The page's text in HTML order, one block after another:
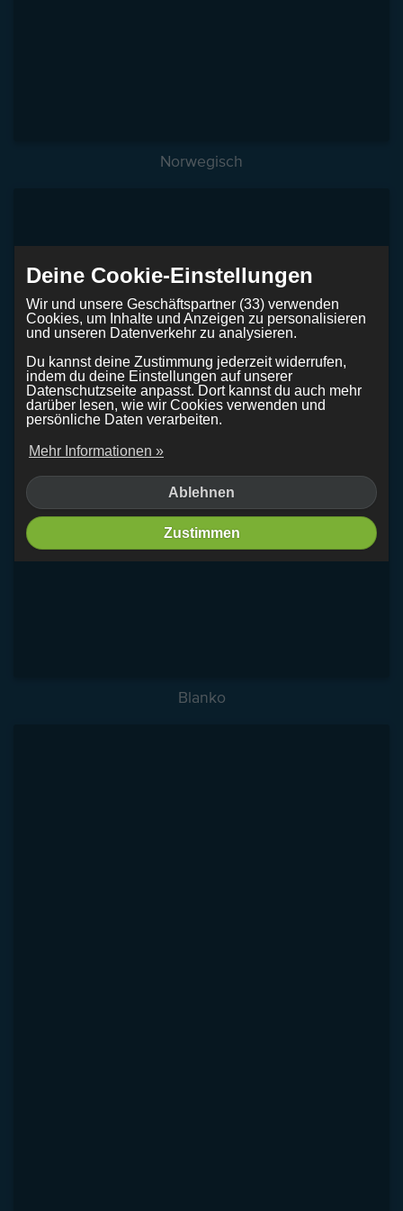
Norwegisch
Blanko
Deine Cookie-Einstellungen
Wir und unsere Geschäftspartner (33) verwenden
Cookies, um Inhalte und Anzeigen zu personalisieren
und unseren Datenverkehr zu analysieren.
Du kannst deine Zustimmung jederzeit widerrufen,
indem du deine Einstellungen auf unserer
Datenschutzseite anpasst. Dort kannst du auch mehr
darüber lesen, wie wir Cookies verwenden und
persönliche Daten verarbeiten.
Mehr Informationen »
Ablehnen
Zustimmen